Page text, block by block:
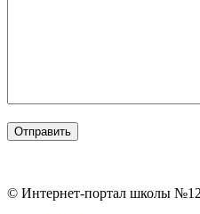
© Интернет-портал школы